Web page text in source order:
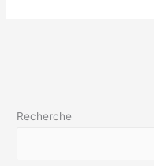
Recherche